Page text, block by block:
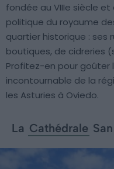
fondée au VIIIe siècle
politique du royaume
quartier historique : ses
boutiques, de cidreries
Profitez-en pour goûter
incontournable de la
les Asturies à Oviedo.
La Cathédrale